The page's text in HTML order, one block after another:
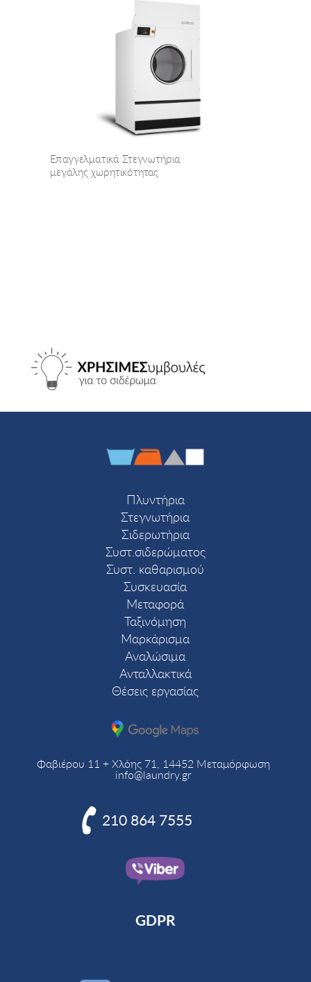
Επαγγελματικά Στεγνωτήρια
μεγάλης χωρητικότητας
Πλυντήρια
Στεγνωτήρια
Σιδερωτήρια
Συστ.σιδερώματος
Συστ. καθαρισμού
Συσκευασία
Μεταφορά
Ταξινόμηση
Μαρκάρισμα
Αναλώσιμα
Ανταλλακτικά
Θέσεις εργασίας
Φαβιέρου 11 + Χλόης 71, 14452 Μεταμόρφωση
info@laundry.gr
210 864 7555
GDPR